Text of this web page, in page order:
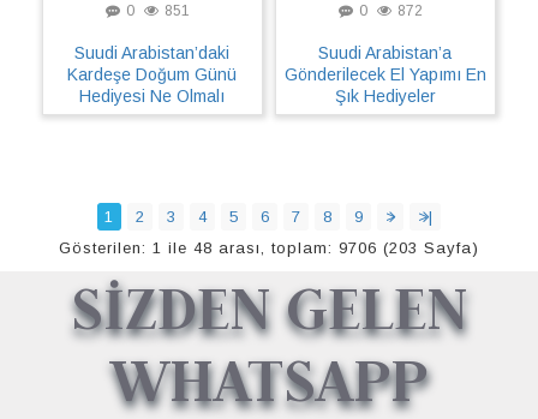
0 851
Suudi Arabistan’daki
Kardeşe Doğum Günü
Hediyesi Ne Olmalı
0 872
Suudi Arabistan’a
Gönderilecek El Yapımı En
Şık Hediyeler
1 2 3 4 5 6 7 8 9 >
>|
Gösterilen: 1 ile 48 arası, toplam: 9706 (203 Sayfa)
SİZDEN GELEN
WHATSAPP